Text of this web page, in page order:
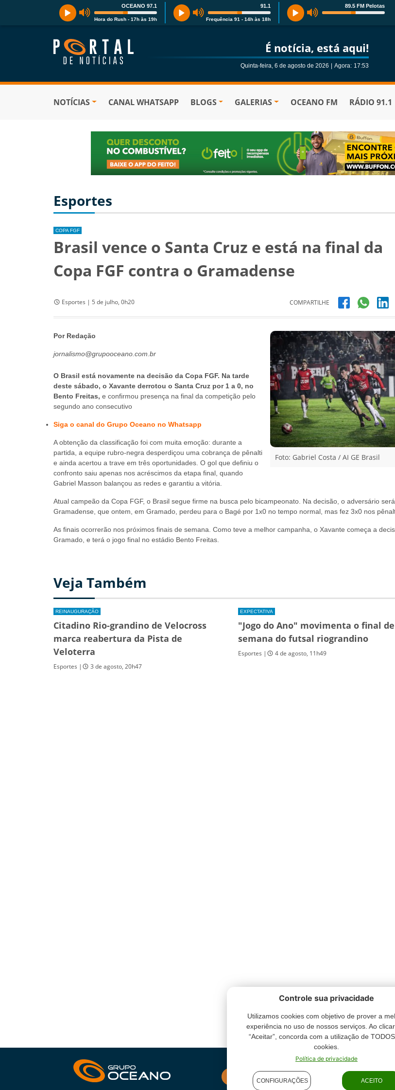
OCEANO 97.1
Hora do Rush - 17h às 19h
91.1
Frequência 91 - 14h às 18h
89.5 FM Pelotas
É notícia, está aqui!
Quinta-feira, 6 de agosto de 2026 | Agora: 17:53
NOTÍCIAS CANAL WHATSAPP BLOGS GALERIAS OCEANO FM RÁDIO 91.1
Esportes
COPA FGF
Brasil vence o Santa Cruz e está na final da
Copa FGF contra o Gramadense
Esportes | 5 de julho, 0h20 COMPARTILHE
Foto: Gabriel Costa / AI GE Brasil
Por Redação
jornalismo@grupooceano.com.br
O Brasil está novamente na decisão da Copa FGF. Na tarde
deste sábado, o Xavante derrotou o Santa Cruz por 1 a 0, no
Bento Freitas, e confirmou presença na final da competição pelo
segundo ano consecutivo
Siga o canal do Grupo Oceano no Whatsapp
A obtenção da classificação foi com muita emoção: durante a
partida, a equipe rubro-negra desperdiçou uma cobrança de pênalti
e ainda acertou a trave em três oportunidades. O gol que definiu o
confronto saiu apenas nos acréscimos da etapa final, quando
Gabriel Masson balançou as redes e garantiu a vitória.
Atual campeão da Copa FGF, o Brasil segue firme na busca pelo bicampeonato. Na decisão, o adversário
Gramadense, que ontem, em Gramado, perdeu para o Bagé por 1x0 no tempo normal, mas fez 3x0 nos
As finais ocorrerão nos próximos finais de semana. Como teve a melhor campanha, o Xavante começa a
Gramado, e terá o jogo final no estádio Bento Freitas.
Veja Também
REINAUGURAÇÃO
Citadino Rio-grandino de Velocross
marca reabertura da Pista de
Veloterra
Esportes | 3 de agosto, 20h47
EXPECTATIVA
"Jogo do Ano" movimenta o final de
semana do futsal riograndino
Esportes | 4 de agosto, 11h49
INSTITUCIONAL
Grupo Oceano -
condições de uso
Controle sua privacidade
Utilizamos cookies com objetivo de prover a
experiência no uso de nossos serviços. Ao
“Aceitar”, concorda com a utilização de
cookies.
Política de privacidade
CONFIGURAÇÕES ACEITO